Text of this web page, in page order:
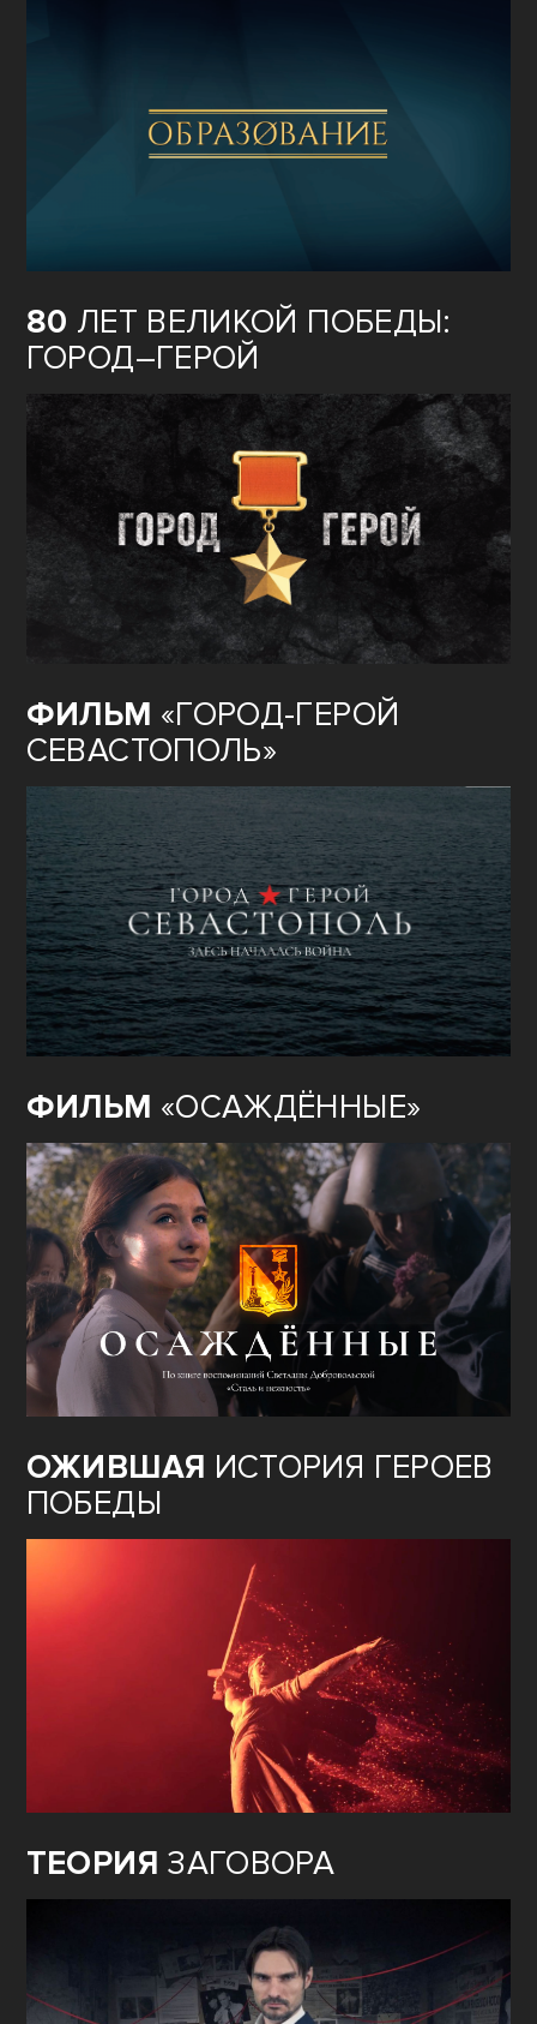
80 ЛЕТ ВЕЛИКОЙ ПОБЕДЫ:
ГОРОД–ГЕРОЙ
ФИЛЬМ «ГОРОД-ГЕРОЙ
СЕВАСТОПОЛЬ»
ФИЛЬМ «ОСАЖДЁННЫЕ»
ОЖИВШАЯ ИСТОРИЯ ГЕРОЕВ
ПОБЕДЫ
ТЕОРИЯ ЗАГОВОРА